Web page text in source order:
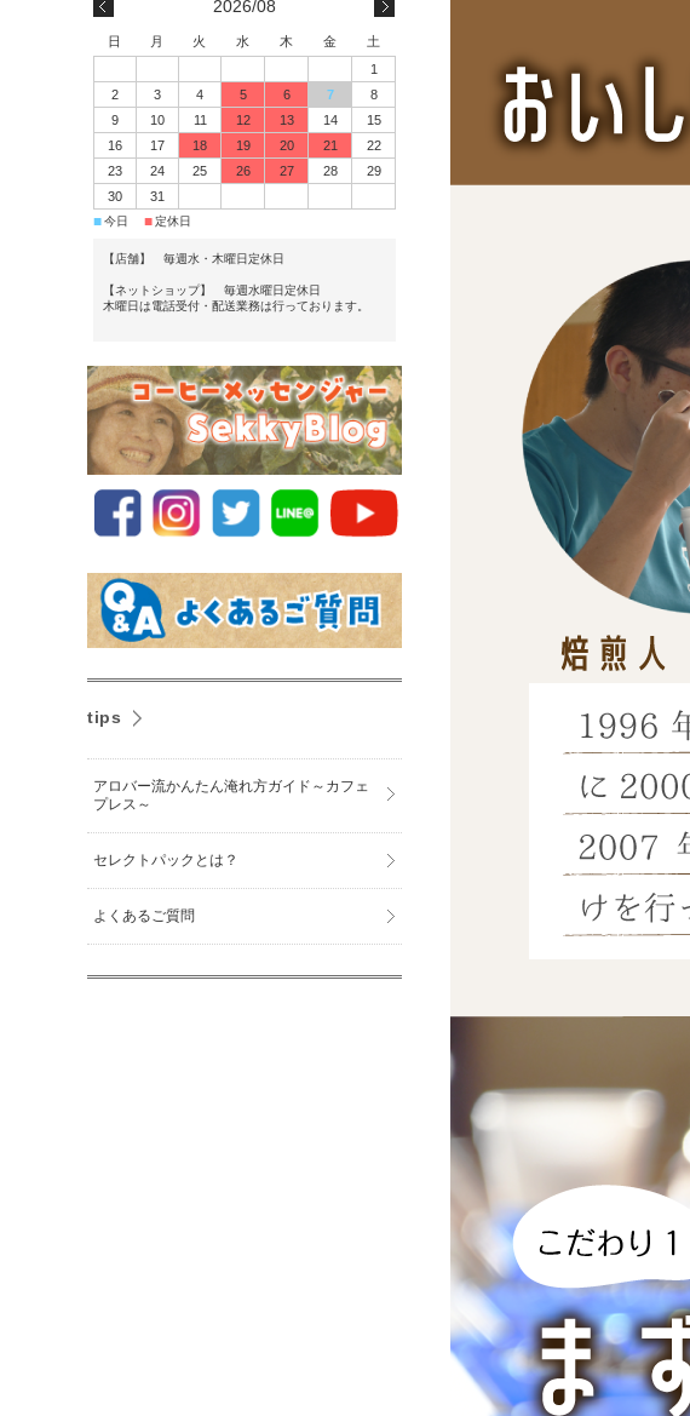
2026/08
日 月 火 水 木 金
土
1
2
3 4 5 6 7
8
9
10 11 12 13 14
15
16
17 18 19 20 21
22
23
24 25 26 27 28
29
30
31
■今日 ■定休日
【店舗】 毎週水・木曜日定休日
【ネットショップ】 毎週水曜日定休日
木曜日は電話受付・配送業務は行っております。
tips
アロバー流かんたん淹れ方ガイド～カフェ
プレス～
セレクトパックとは？
よくあるご質問